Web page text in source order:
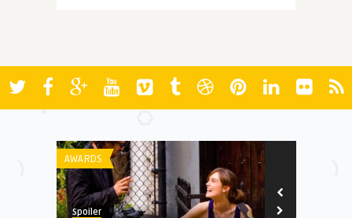
AWARDS
Spoiler